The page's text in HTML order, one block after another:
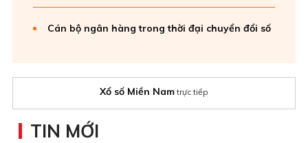
Cán bộ ngân hàng trong thời đại chuyển đổi số
Xổ số Miền Namtrực tiếp
TIN MỚI